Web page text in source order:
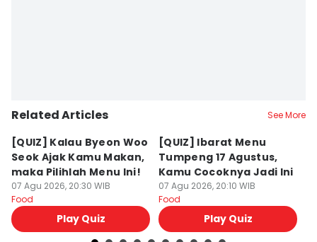
Related Articles See More
[QUIZ] Kalau Byeon Woo
Seok Ajak Kamu Makan,
maka Pilihlah Menu Ini!
07 Agu 2026, 20:30 WIB
Food
Play Quiz
[QUIZ] Ibarat Menu
Tumpeng 17 Agustus,
Kamu Cocoknya Jadi Ini
07 Agu 2026, 20:10 WIB
Food
Play Quiz